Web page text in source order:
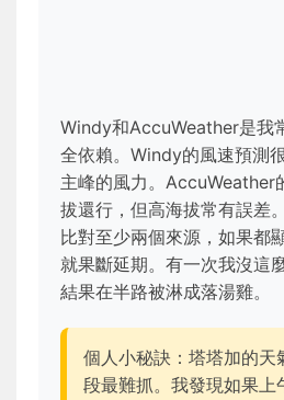
Windy和AccuWeather是我
全依賴。Windy的風速預測
主峰的風力。AccuWeather
拔還行，但高海拔常有誤差
比對至少兩個來源，如果都
就果斷延期。有一次我沒這
結果在半路被淋成落湯雞。
個人小秘訣：塔塔加的天
段最難抓。我發現如果上